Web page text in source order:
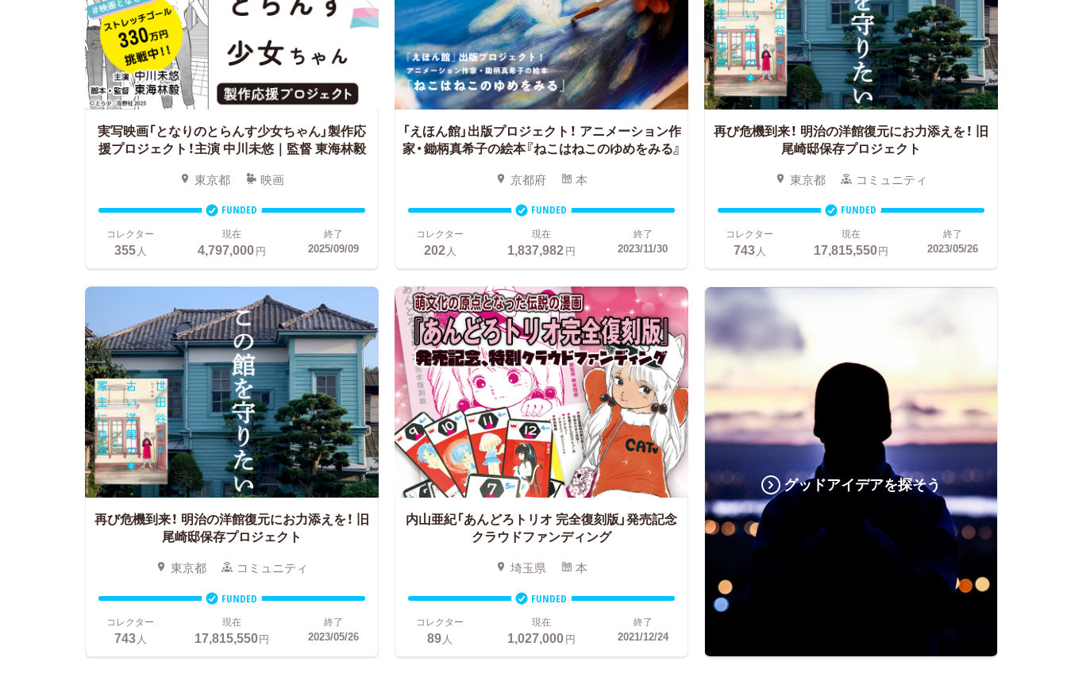
実写映画「となりのとらんす少女ちゃん」製作応
援プロジェクト！主演 中川未悠｜監督 東海林毅
東京都 映画
FUNDED
コレクター
355人
現在
4,797,000円
終了
2025/09/09
「えほん館」出版プロジェクト！ アニメーション作
家・鋤柄真希子の絵本『ねこはねこのゆめをみる』
京都府 本
FUNDED
コレクター
202人
現在
1,837,982円
終了
2023/11/30
再び危機到来！ 明治の洋館復元にお力添えを！ 旧
尾崎邸保存プロジェクト
東京都 コミュニティ
FUNDED
コレクター
743人
現在
17,815,550円
終了
2023/05/26
再び危機到来！ 明治の洋館復元にお力添えを！ 旧
尾崎邸保存プロジェクト
東京都 コミュニティ
FUNDED
コレクター
743人
現在
17,815,550円
終了
2023/05/26
内山亜紀「あんどろトリオ 完全復刻版」発売記念
クラウドファンディング
埼玉県 本
FUNDED
コレクター
89人
現在
1,027,000円
終了
2021/12/24
グッドアイデアを探そう